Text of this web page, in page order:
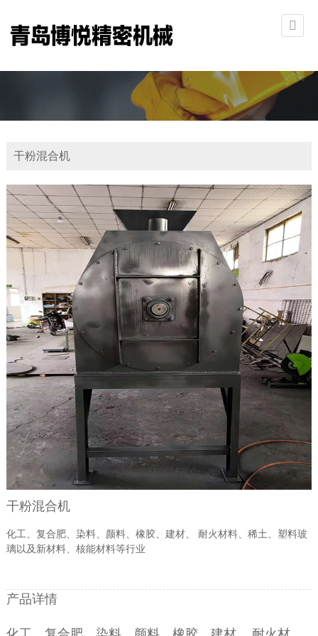
干粉混合机
干粉混合机
化工、复合肥、染料、颜料、橡胶、建材、 耐火材料、稀土、塑料玻
璃以及新材料、核能材料等行业
产品详情